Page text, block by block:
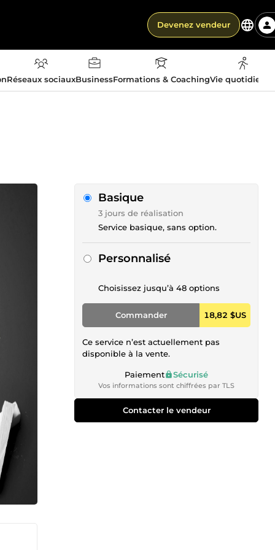
Devenez vendeur
Réseaux sociauxBusinessFormations & CoachingVie
Basique
3 jours de réalisation
Service basique, sans option.
Personnalisé
Choisissez jusqu’à 48 options
Commander 18,82 $US
Ce service n’est actuellement pas
disponible à la vente.
Paiement Sécurisé
Vos informations sont chiffrées par TLS
Contacter le vendeur